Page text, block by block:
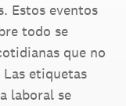
Estos eventos
todo se
que no
etiquetas
laboral se